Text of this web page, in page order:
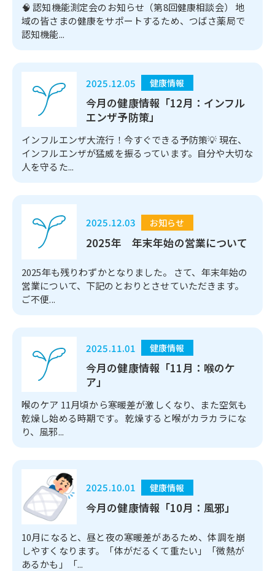
🧠 認知機能測定会のお知らせ（第8回健康相談会） 地
域の皆さまの健康をサポートするため、つばさ薬局で
認知機能...
2025.12.05 健康情報
今月の健康情報「12月：インフル
エンザ予防策」
インフルエンザ大流行！今すぐできる予防策💡 現在、
インフルエンザが猛威を振るっています。自分や大切な
人を守るた...
2025.12.03 お知らせ
2025年 年末年始の営業について
2025年も残りわずかとなりました。 さて、年末年始の
営業について、下記のとおりとさせていただきます。
ご不便...
2025.11.01 健康情報
今月の健康情報「11月：喉のケ
ア」
喉のケア 11月頃から寒暖差が激しくなり、また空気も
乾燥し始める時期です。 乾燥すると喉がカラカラにな
り、風邪...
2025.10.01 健康情報
今月の健康情報「10月：風邪」
10月になると、昼と夜の寒暖差があるため、体調を崩
しやすくなります。「体がだるくて重たい」「微熱が
あるかも」「...